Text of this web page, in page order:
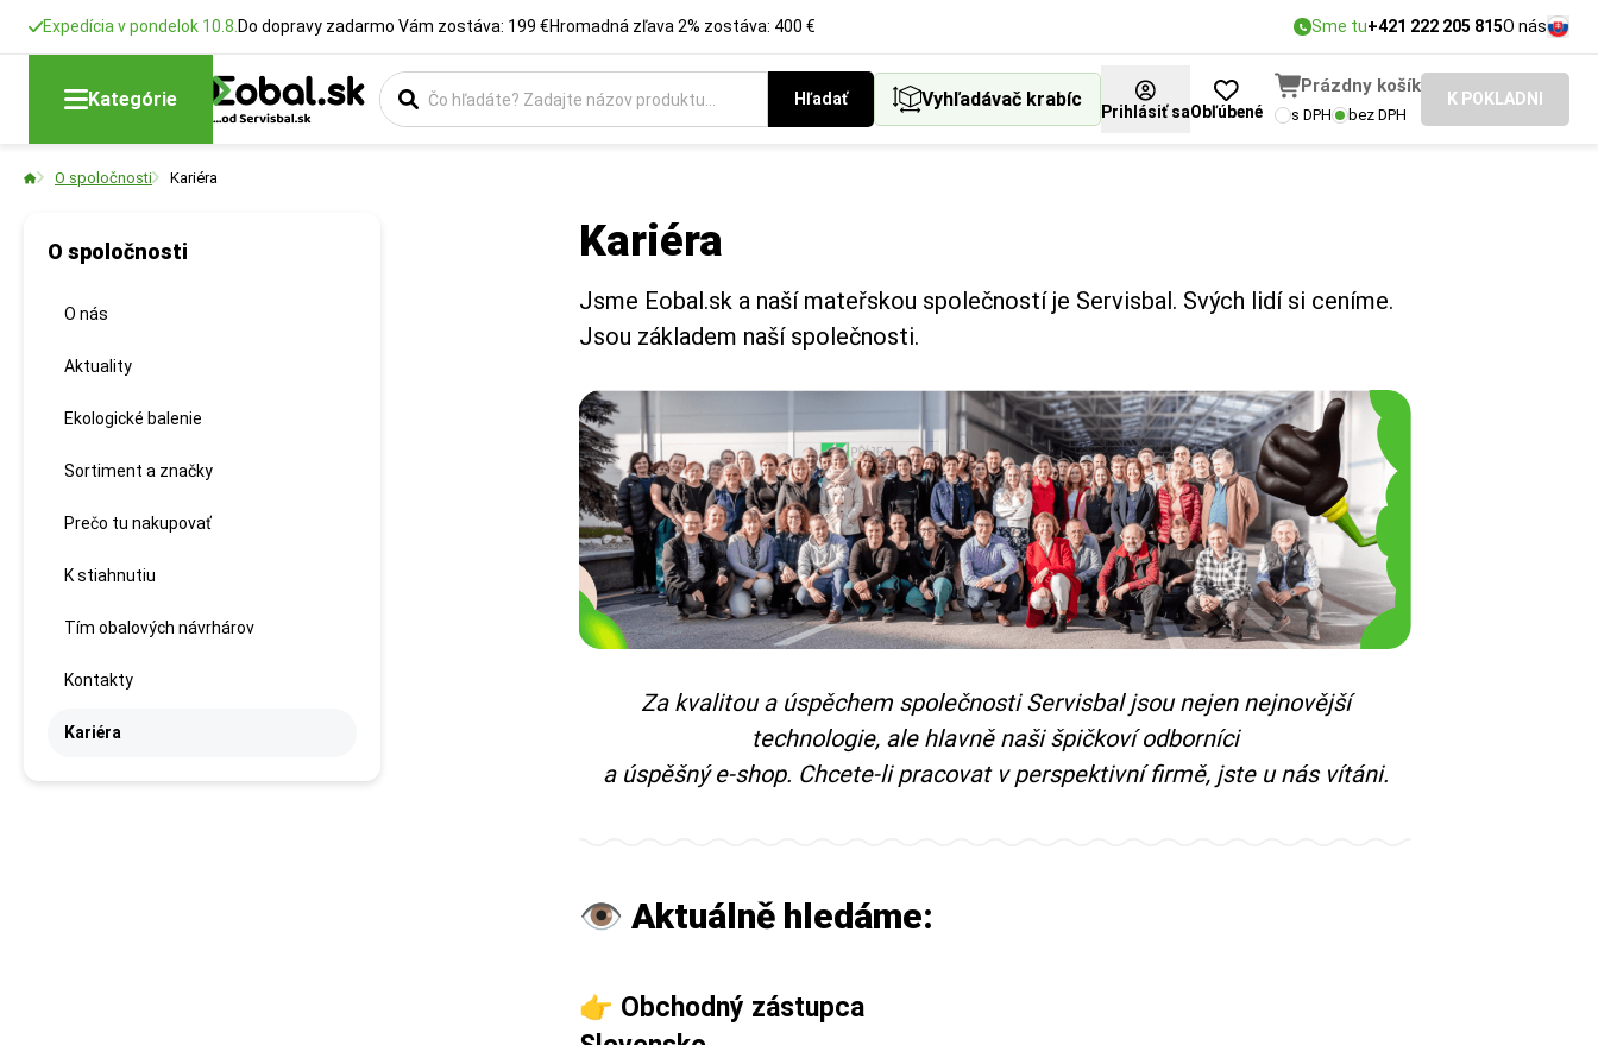
Expedícia v pondelok 10.8. Do dopravy zadarmo Vám zostáva: 199 €Hromadná zľava 2% zostáva: 400 € Sme tu+421 222 205 815O nás
Kategórie Hľadať Vyhľadávač krabíc
Prihlásiť saObľúbené
Prázdny košík
s DPH bez DPH
K POKLADNI
O spoločnosti Kariéra
O spoločnosti
O nás
Aktuality
Ekologické balenie
Sortiment a značky
Prečo tu nakupovať
K stiahnutiu
Tím obalových návrhárov
Kontakty
Kariéra
Kariéra
Jsme Eobal.sk a naší mateřskou společností je Servisbal. Svých lidí si ceníme.
Jsou základem naší společnosti.
Za kvalitou a úspěchem společnosti Servisbal jsou nejen nejnovější
technologie, ale hlavně naši špičkoví odborníci
a úspěšný e-shop. Chcete-li pracovat v perspektivní firmě, jste u nás vítáni.
👁 Aktuálně hledáme:
👉 Obchodný zástupca